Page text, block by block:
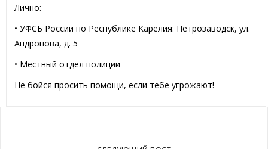
Лично:
• УФСБ России по Республике Карелия: Петрозаводск, ул.
Андропова, д. 5
• Местный отдел полиции
Не бойся просить помощи, если тебе угрожают!